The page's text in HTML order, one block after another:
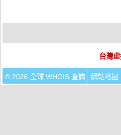
台灣
© 2026 全球 WHOIS 查詢 網站地圖